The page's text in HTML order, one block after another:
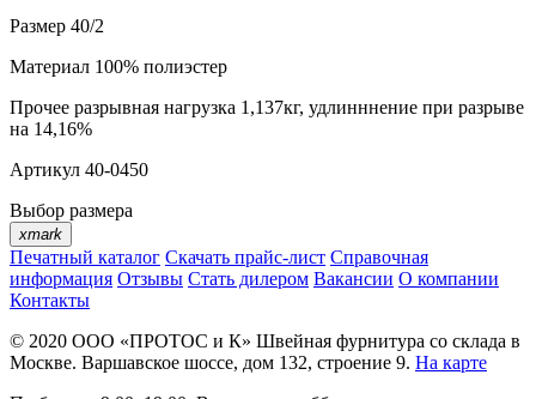
Размер 40/2
Материал 100% полиэстер
Прочее разрывная нагрузка 1,137кг, удлинннение при разрыве
на 14,16%
Артикул 40-0450
Выбор размера
xmark
Печатный каталог Скачать прайс-лист Справочная
информация Отзывы Стать дилером Вакансии О компании
Контакты
© 2020 ООО «ПРОТОС и К» Швейная фурнитура со склада в
Москве. Варшавское шоссе, дом 132, строение 9. На карте